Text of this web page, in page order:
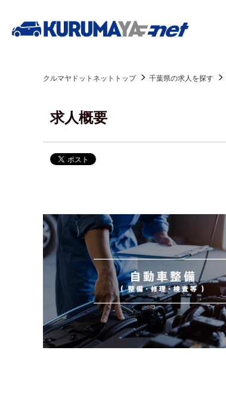
クルマヤドットネットトップ 千葉県の求人を探す
求人概要